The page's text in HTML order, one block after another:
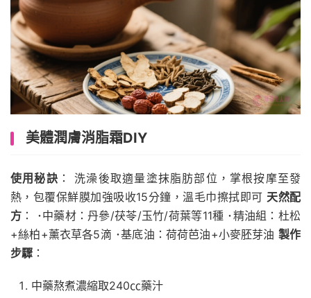
美體潤膚消脂霜DIY
使用秘訣 ： 洗澡後取適量塗抹脂肪部位，掌根按摩至發
熱，包覆保鮮膜加強吸收15分鐘，溫毛巾擦拭即可 天然配
方 ： ･中藥材：丹參/茯苓/玉竹/荷葉等11種 ･精油組：杜松
+絲柏+薰衣草各5滴 ･基底油：荷荷芭油+小麥胚芽油 製作
步驟 ：
中藥熬煮濃縮取240㏄藥汁